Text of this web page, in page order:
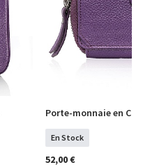
Porte-monnaie en
En Stock
52,00 €